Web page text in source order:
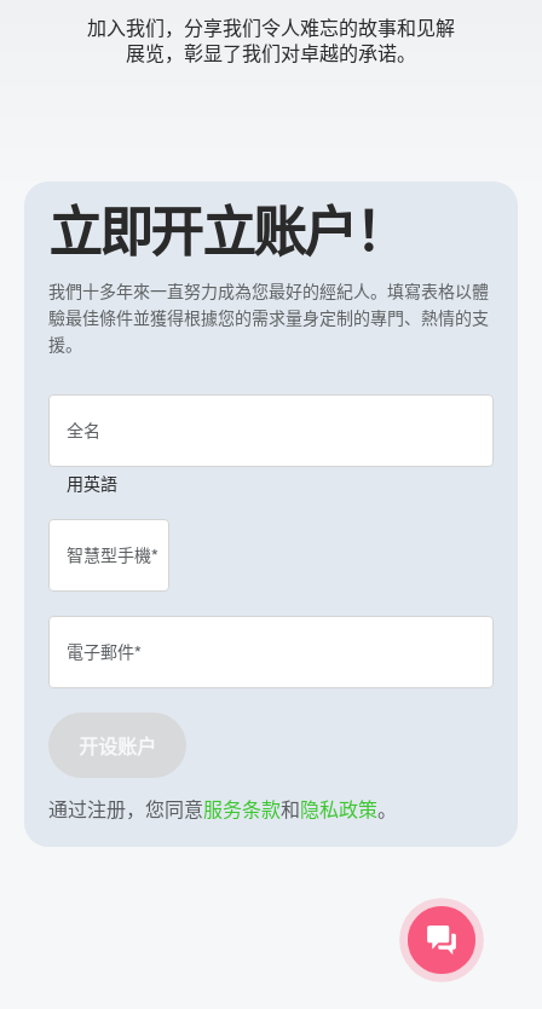
加入我们，分享我们令人难忘的故事和见解
展览，彰显了我们对卓越的承诺。
立即开立账户！
我們十多年來一直努力成為您最好的經紀人。填寫表格以體
驗最佳條件並獲得根據您的需求量身定制的專門、熱情的支
援。
全名
用英語
智慧型手機*
電子郵件*
开设账户
通过注册，您同意服务条款和隐私政策。